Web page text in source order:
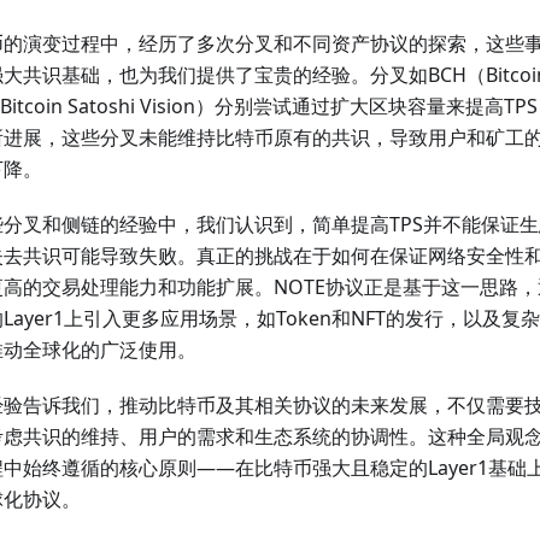
演变过程中，经历了多次分叉和不同资产协议的探索，这些
共识基础，也为我们提供了宝贵的经验。分叉如BCH（
Satoshi Vision）分别尝试通过扩大区块容量来提高
展，这些分叉未能维持比特币原有的共识，导致用户和矿工
。
叉和侧链的经验中，我们认识到，简单提高TPS并不能保证
共识可能导致失败。真正的挑战在于如何在保证网络安全性
的交易处理能力和功能扩展。NOTE协议正是基于这一思路
上引入更多应用场景，如Token和NFT的发行，以及复
全球化的广泛使用。
告诉我们，推动比特币及其相关协议的未来发展，不仅需要
共识的维持、用户的需求和生态系统的协调性。这种全局观
始终遵循的核心原则——在比特币强大且稳定的Layer1基础
协议。